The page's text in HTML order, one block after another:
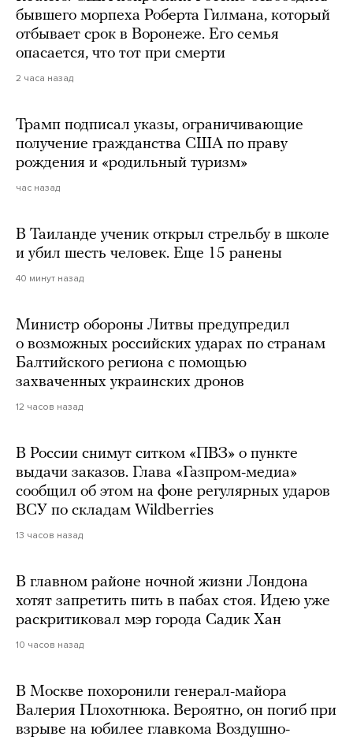
бывшего морпеха Роберта Гилмана, который
отбывает срок в Воронеже. Его семья
опасается, что тот при смерти
2 часа назад
Трамп подписал указы, ограничивающие
получение гражданства США по праву
рождения и «родильный туризм»
час назад
В Таиланде ученик открыл стрельбу в школе
и убил шесть человек. Еще 15 ранены
40 минут назад
Министр обороны Литвы предупредил
о возможных российских ударах по странам
Балтийского региона с помощью
захваченных украинских дронов
12 часов назад
В России снимут ситком «ПВЗ» о пункте
выдачи заказов. Глава «Газпром-медиа»
сообщил об этом на фоне регулярных ударов
ВСУ по складам Wildberries
13 часов назад
В главном районе ночной жизни Лондона
хотят запретить пить в пабах стоя. Идею уже
раскритиковал мэр города Садик Хан
10 часов назад
В Москве похоронили генерал-майора
Валерия Плохотнюка. Вероятно, он погиб при
взрыве на юбилее главкома Воздушно-